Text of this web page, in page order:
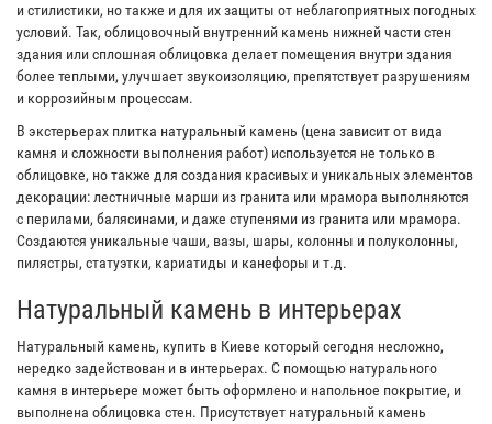
и стилистики, но также и для их защиты от неблагоприятных погодных
условий. Так, облицовочный внутренний камень нижней части стен
здания или сплошная облицовка делает помещения внутри здания
более теплыми, улучшает звукоизоляцию, препятствует разрушениям
и коррозийным процессам.
В экстерьерах плитка натуральный камень (цена зависит от вида
камня и сложности выполнения работ) используется не только в
облицовке, но также для создания красивых и уникальных элементов
декорации: лестничные марши из гранита или мрамора выполняются
с перилами, балясинами, и даже ступенями из гранита или мрамора.
Создаются уникальные чаши, вазы, шары, колонны и полуколонны,
пилястры, статуэтки, кариатиды и канефоры и т.д.
Натуральный камень в интерьерах
Натуральный камень, купить в Киеве который сегодня несложно,
нередко задействован и в интерьерах. С помощью натурального
камня в интерьере может быть оформлено и напольное покрытие, и
выполнена облицовка стен. Присутствует натуральный камень